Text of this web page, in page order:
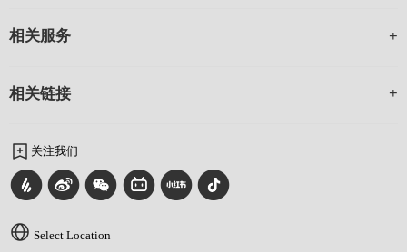
相关服务
相关链接
关注我们
Select Location